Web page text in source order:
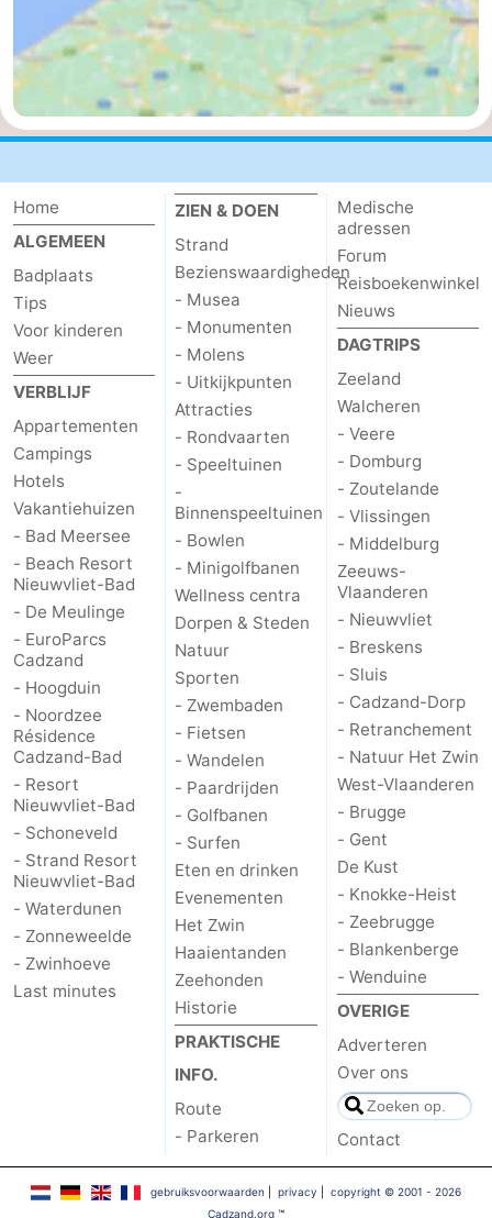
Noordzee
Résidence
Cadzand-
Resort
Nieuwvliet-
-
Schoneveld
-
Resort
Bad
Waterdunen
-
Zwinhoeve
Last
minutes
Strand
&
doen
Bezienswaardigheden
-
Musea
-
Monumenten
-
Molens
-
Uitkijkpunten
Attracties
-
Rondvaarten
-
Speeltuinen
-
Binnenspeeltuinen
-
Bowlen
Minigolfbanen
Wellness
Home
ALGEMEEN
Badplaats
Tips
Voor kinderen
Weer
VERBLIJF
Appartementen
Campings
Hotels
Vakantiehuizen
- Bad Meersee
- Beach Resort
Nieuwvliet-Bad
- De Meulinge
- EuroParcs
Cadzand
- Hoogduin
- Noordzee
Résidence
Cadzand-Bad
- Resort
Nieuwvliet-Bad
- Schoneveld
- Strand Resort
Nieuwvliet-Bad
- Waterdunen
- Zonneweelde
- Zwinhoeve
Last minutes
ZIEN & DOEN
Strand
Bezienswaardigheden
- Musea
- Monumenten
- Molens
- Uitkijkpunten
Attracties
- Rondvaarten
- Speeltuinen
-
Binnenspeeltuinen
- Bowlen
- Minigolfbanen
Wellness centra
Dorpen & Steden
Natuur
Sporten
- Zwembaden
- Fietsen
- Wandelen
- Paardrijden
- Golfbanen
- Surfen
Eten en drinken
Evenementen
Het Zwin
Haaientanden
Zeehonden
Historie
PRAKTISCHE
INFO.
Route
- Parkeren
Medische
adressen
Forum
Reisboekenwinkel
Nieuws
DAGTRIPS
Zeeland
Walcheren
- Veere
- Domburg
- Zoutelande
- Vlissingen
- Middelburg
Zeeuws-
Vlaanderen
- Nieuwvliet
- Breskens
- Sluis
- Cadzand-Dorp
- Retranchement
- Natuur Het Zwin
West-Vlaanderen
- Brugge
- Gent
De Kust
- Knokke-Heist
- Zeebrugge
- Blankenberge
- Wenduine
OVERIGE
Adverteren
Over ons
Contact
gebruiksvoorwaarden privacy
copyright © 2001 - 2026
Cadzand.org ™